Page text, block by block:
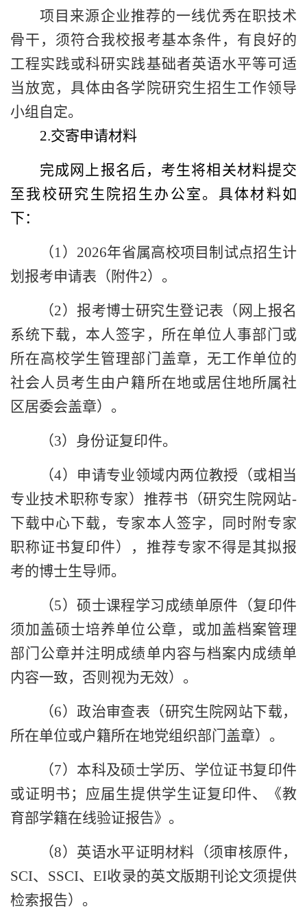
项目来源企业推荐的一线优秀在职技术
骨干，须符合我校报考基本条件，有良好的
工程实践或科研实践基础者英语水平等可适
当放宽，具体由各学院研究生招生工作领导
小组自定。
2.交寄申请材料
完成网上报名后，考生将相关材料提交
至我校研究生院招生办公室。具体材料如
下：
（1 ） 2026年省属高校项目制试点招生计
划报考申请表（附件2）。
（2）报考博士研究生登记表（网上报名
系统下载，本人签字，所在单位人事部门或
所在高校学生管理部门盖章，无工作单位的
社会人员考生由户籍所在地或居住地所属社
区居委会盖章）。
（3）身份证复印件。
（4）申请专业领域内两位教授（或相当
专业技术职称专家）推荐书（研究生院网站-
下载中心下载，专家本人签字，同时附专家
职称证书复印件），推荐专家不得是其拟报
考的博士生导师。
（5）硕士课程学习成绩单原件（复印件
须加盖硕士培养单位公章，或加盖档案管理
部门公章并注明成绩单内容与档案内成绩单
内容一致，否则视为无效）。
（6）政治审查表（研究生院网站下载，
所在单位或户籍所在地党组织部门盖章）。
（7）本科及硕士学历、学位证书复印件
或证明书；应届生提供学生证复印件、《教
育部学籍在线验证报告》。
（8）英语水平证明材料（须审核原件，
SCI、 SSCI、EI收录的英文版期刊论文须提供
检索报告）。